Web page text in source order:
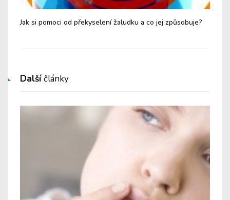
Jak si pomoci od překyselení žaludku a co jej způsobuje?
Dalšíčlánky